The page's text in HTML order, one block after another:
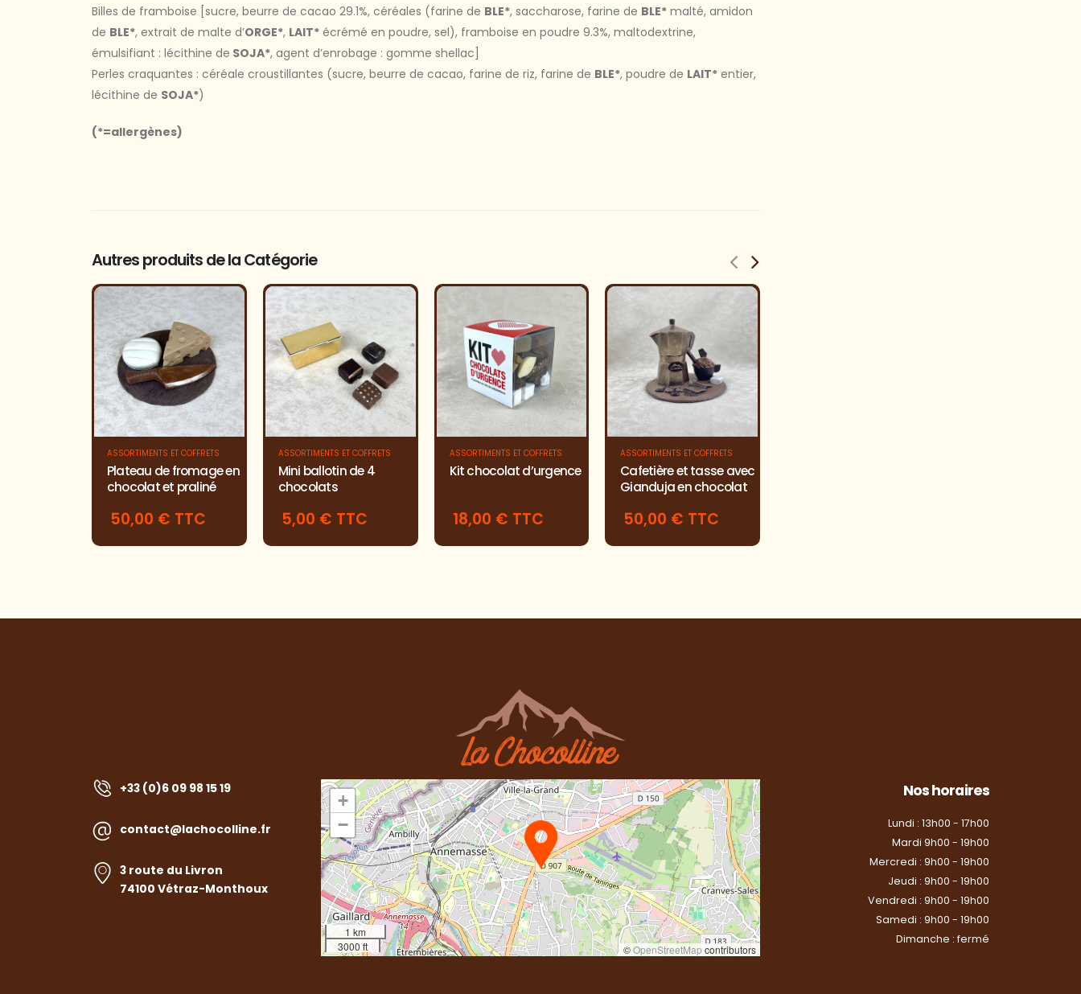
Billes de framboise [sucre, beurre de cacao 29.1%, céréales (farine de BLE*, saccharose, farine de BLE* malté, amidon
de BLE*, extrait de malte d’ORGE*, LAIT* écrémé en poudre, sel), framboise en poudre 9.3%, maltodextrine,
émulsifiant : lécithine de SOJA*, agent d’enrobage : gomme shellac]
Perles craquantes : céréale croustillantes (sucre, beurre de cacao, farine de riz, farine de BLE*, poudre de LAIT* entier,
lécithine de SOJA*)
(*=allergènes)
Autres produits de la Catégorie
ASSORTIMENTS ET COFFRETS
Plateau de fromage en
chocolat et praliné
50,00 € TTC
ASSORTIMENTS ET COFFRETS
Mini ballotin de 4
chocolats
5,00 € TTC
ASSORTIMENTS ET COFFRETS
Kit chocolat d’urgence
18,00 € TTC
ASSORTIMENTS ET COFFRETS
Cafetière et tasse avec
Gianduja en chocolat
50,00 € TTC
+33 (0)6 09 98 15 19
contact@lachocolline.fr
3 route du Livron
74100 Vétraz-Monthoux
+
−
1 km
3000 ft
©OpenStreetMapcontributors
Nos horaires
Lundi : 13h00 - 17h00
Mardi 9h00 - 19h00
Mercredi : 9h00 - 19h00
Jeudi : 9h00 - 19h00
Vendredi : 9h00 - 19h00
Samedi : 9h00 - 19h00
Dimanche : fermé